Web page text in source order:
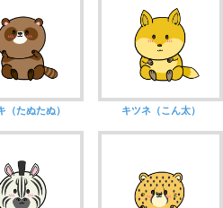
（たぬたぬ） キツネ（こん太）